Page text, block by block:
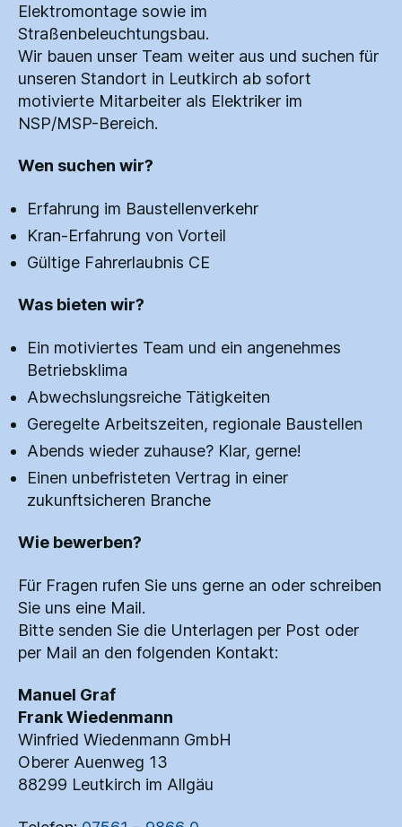
Elektromontage sowie im
Straßenbeleuchtungsbau.
Wir bauen unser Team weiter aus und suchen für
unseren Standort in Leutkirch ab sofort
motivierte Mitarbeiter als Elektriker im
NSP/MSP-Bereich.
Wen suchen wir?
Erfahrung im Baustellenverkehr
Kran-Erfahrung von Vorteil
Gültige Fahrerlaubnis CE
Was bieten wir?
Ein motiviertes Team und ein angenehmes
Betriebsklima
Abwechslungsreiche Tätigkeiten
Geregelte Arbeitszeiten, regionale Baustellen
Abends wieder zuhause? Klar, gerne!
Einen unbefristeten Vertrag in einer
zukunftsicheren Branche
Wie bewerben?
Für Fragen rufen Sie uns gerne an oder schreiben
Sie uns eine Mail.
Bitte senden Sie die Unterlagen per Post oder
per Mail an den folgenden Kontakt:
Manuel Graf
Frank Wiedenmann
Winfried Wiedenmann GmbH
Oberer Auenweg 13
88299 Leutkirch im Allgäu